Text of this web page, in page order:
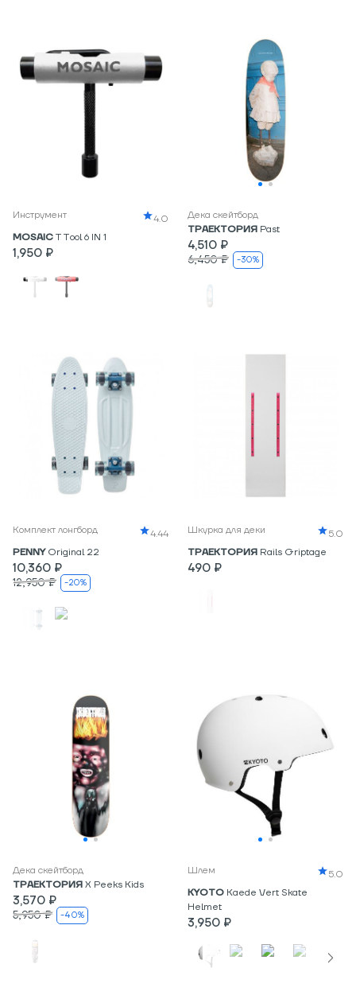
Инструмент
4.0
MOSAIC T Tool 6 IN 1
1,950 ₽
Дека скейтборд
ТРАЕКТОРИЯ Past
4,510 ₽
6,450 ₽ -30%
Комплект лонгборд
4.44
PENNY Original 22
10,360 ₽
12,950 ₽ -20%
Шкурка для деки
5.0
ТРАЕКТОРИЯ Rails Griptage
490 ₽
Дека скейтборд
ТРАЕКТОРИЯ Х Peeks Kids
3,570 ₽
5,950 ₽ -40%
Шлем
5.0
KYOTO Kaede Vert Skate
Helmet
3,950 ₽